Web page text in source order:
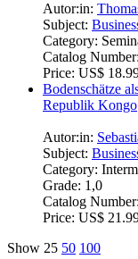
Autor:in:
Subject:
Category:
Catalog Number:
Price: US$
Bodenschätze
Republik Kongo
Autor:in:
Subject:
Category:
Grade: 1,0
Catalog Number:
Price: US$
Show 25 50 100